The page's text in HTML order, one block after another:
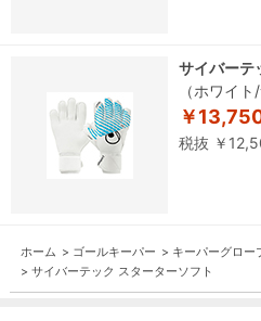
サイバーテ
（ホワイ
￥
税抜 ￥
ホーム > ゴールキーパー > キーパーグロー
> サイバーテック スターターソフト